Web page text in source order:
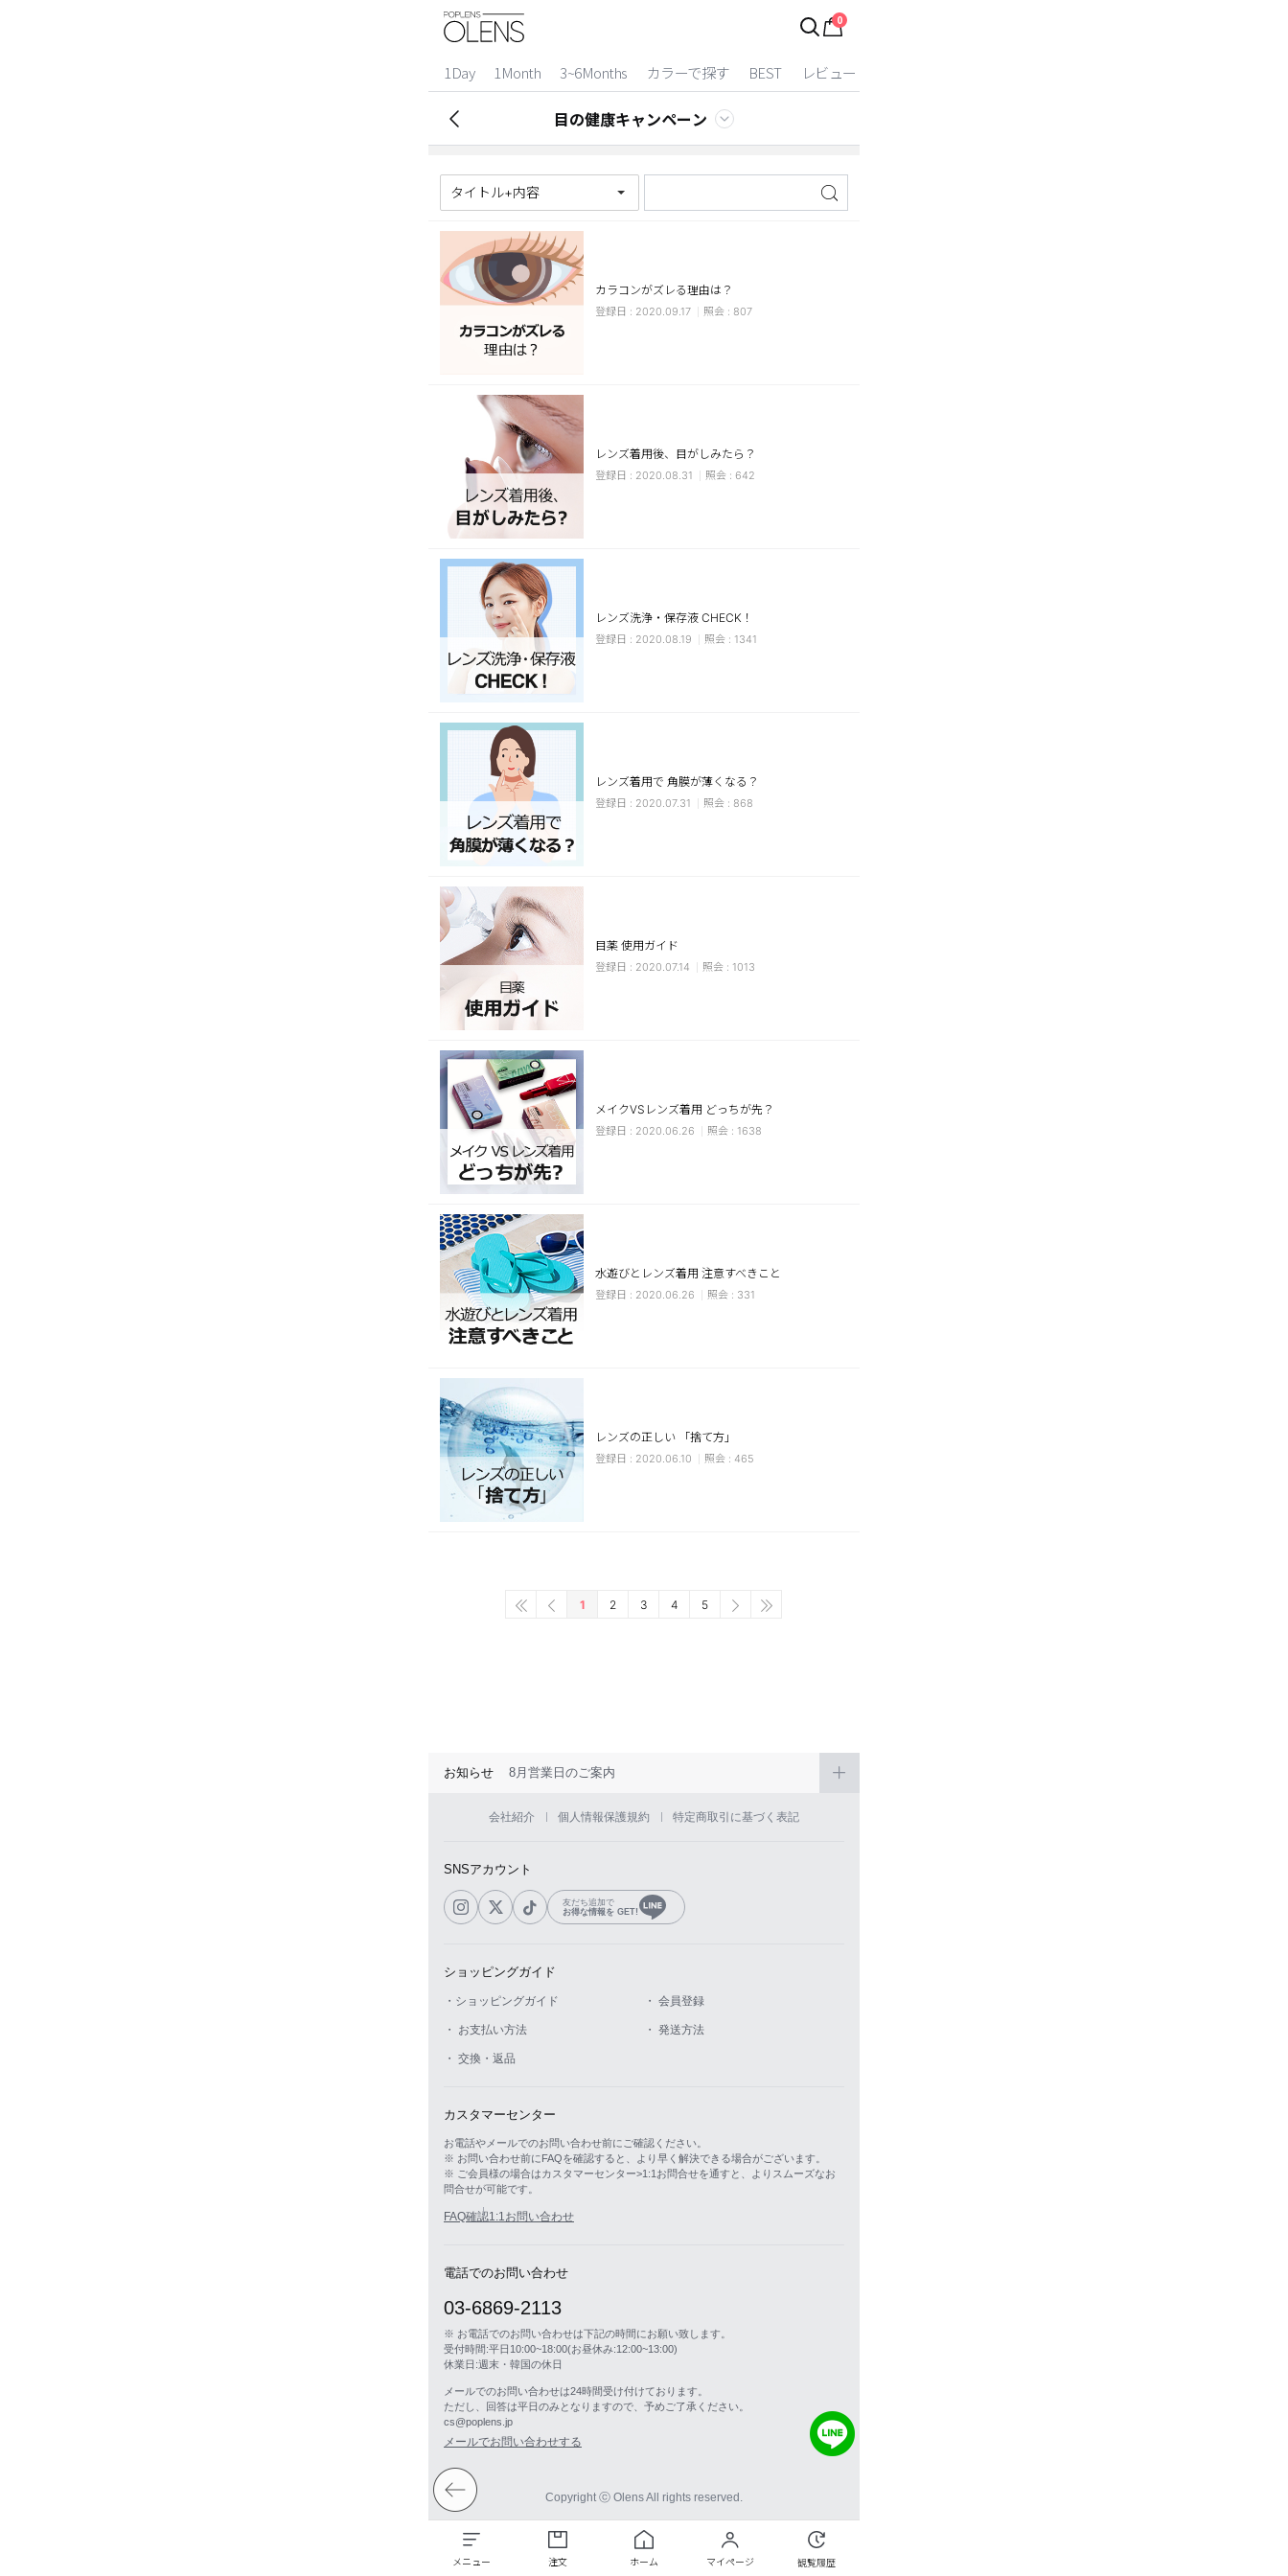
0
1Day 1Month 3~6Months カラーで探す BEST レビュー
2 Weeks
3~6 Months
チョコ
ブラック
グリーン
ピンク
乱視用
目の健康キャンペーン
タイトル+内容
カラコンがズレる理由は？
2020.09.17 807
レンズ着用後、目がしみたら？
2020.08.31 642
レンズ洗浄・保存液 CHECK！
2020.08.19 1341
レンズ着用で 角膜が薄くなる？
2020.07.31 868
目薬 使用ガイド
2020.07.14 1013
メイクVSレンズ着用 どっちが先？
2020.06.26 1638
水遊びとレンズ着用 注意すべきこと
2020.06.26 331
レンズの正しい 「捨て方」
2020.06.10 465
1 2 3 4 5
お知らせ 8月営業日のご案内
会社紹介 個人情報保護規約 特定商取引に基づく表記
SNSアカウント
友だち追加で
お得な情報を GET!
ショッピングガイド
・ショッピングガイド ・ 会員登録
・ お支払い方法 ・ 発送方法
・ 交換・返品
カスタマーセンター
お電話やメールでのお問い合わせ前にご確認ください。
※ お問い合わせ前にFAQを確認すると、より早く解決できる場合がございます。
※ ご会員様の場合はカスタマーセンター>1:1お問合せを通すと、よりスムーズなお
問合せが可能です。
FAQ確認1:1お問い合わせ
電話でのお問い合わせ
03-6869-2113
※ お電話でのお問い合わせは下記の時間にお願い致します。
受付時間:平日10:00~18:00(お昼休み:12:00~13:00)
休業日:週末・韓国の休日
メールでのお問い合わせは24時間受け付けております。
ただし、回答は平日のみとなりますので、予めご了承ください。
cs@poplens.jp
メールでお問い合わせする
Copyright ⓒ Olens All rights reserved.
メニュー 注文 ホーム マイページ 観覧履歴